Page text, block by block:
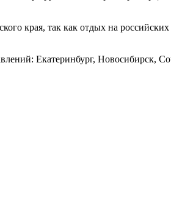
края, так как отдых на
Екатеринбург, Новосибирск,